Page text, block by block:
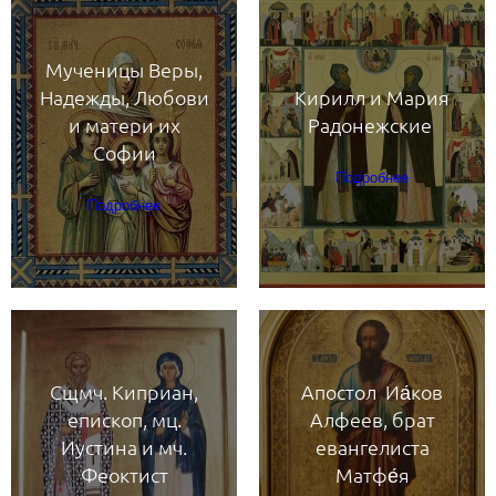
Мученицы Веры
Надежды, Любови
и матери их
Софии
Подробнее
Кирилл и Мария
Радонежские
Подробнее
Сщмч. Киприан,
епископ, мц.
Иустина и мч.
Феоктист
Апостол Иа́ков
Алфеев, брат
евангелиста
Матфе́я